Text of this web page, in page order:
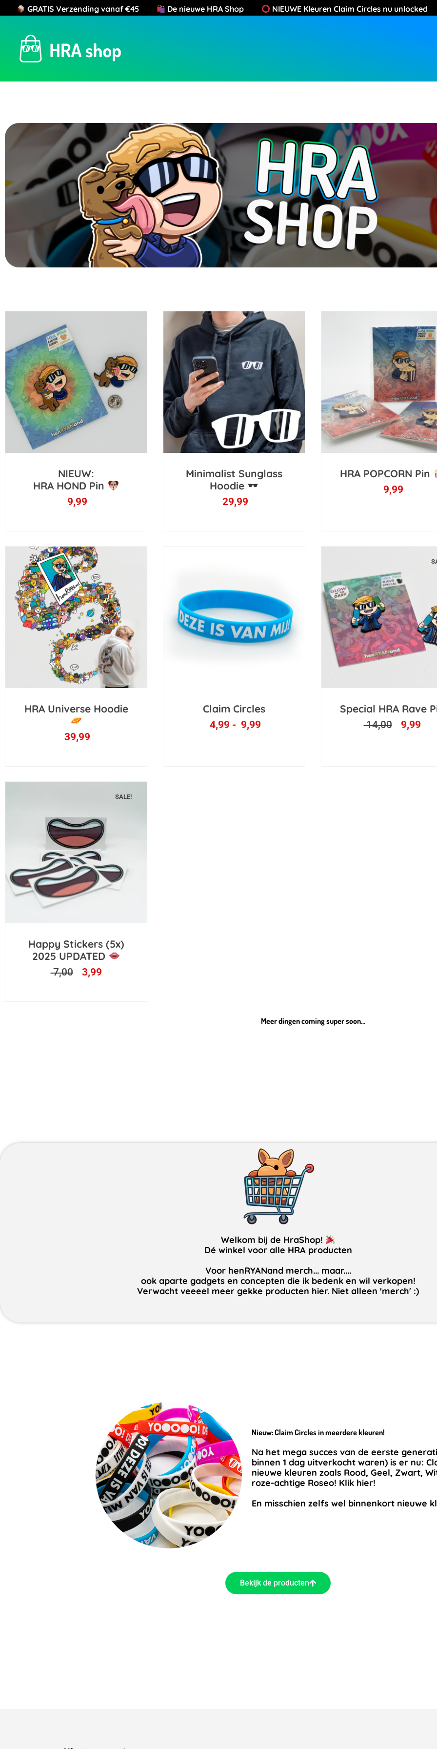
Ga
naar
Verzending vanaf €45 De nieuwe HRA Shop NIEUWE Kleuren Claim Circles nu unlocked
NIEUW:
HRA HOND Pin
9,99
Minimalist Sunglass
Hoodie
29,99
HRA POPCORN Pin
9,99
HRA Universe Hoodie
39,99
Claim Circles
4,99 - 9,99
Prijsklasse:
Special HRA Rave
14,00
prijs
was:
9,99
SALE!
Happy Stickers (5x)
2025 UPDATED
7,00
Oorspronkelijke
prijs
was:
7,00.
3,99
Huidige
prijs
is:
Meer dingen coming super soon...
Welkom bij de HraShop!
Dé winkel voor alle HRA producten
Voor henRYANand merch... maar....
ook aparte gadgets en concepten die ik bedenk en wil verkopen!
Verwacht veeeel meer gekke producten hier. Niet alleen 'merch' :)
Nieuw: Claim Circles in meerdere kleuren!
Na het mega succes van de eerste
binnen 1 dag uitverkocht waren) is er nu:
nieuwe kleuren zoals Rood, Geel, Zwart,
roze-achtige Roseo! Klik hier!
En misschien zelfs wel binnenkort nieuwe
Bekijk de producten